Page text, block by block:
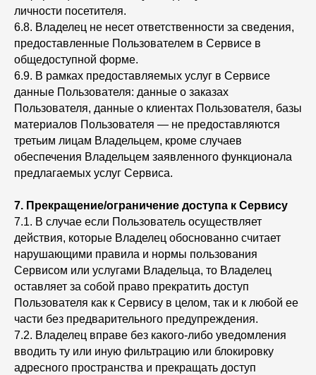
личности посетителя.
6.8. Владелец не несет ответственности за сведения,
предоставленные Пользователем в Сервисе в
общедоступной форме.
6.9. В рамках предоставляемых услуг в Сервисе
данные Пользователя: данные о заказах
Пользователя, данные о клиентах Пользователя, базы
материалов Пользователя — не предоставляются
третьим лицам Владельцем, кроме случаев
обеспечения Владельцем заявленного функционала
предлагаемых услуг Сервиса.
7. Прекращение/ограничение доступа к Сервису
7.1. В случае если Пользователь осуществляет
действия, которые Владелец обоснованно считает
нарушающими правила и нормы пользования
Сервисом или услугами Владельца, то Владелец
оставляет за собой право прекратить доступ
Пользователя как к Сервису в целом, так и к любой ее
части без предварительного предупреждения.
7.2. Владелец вправе без какого-либо уведомления
вводить ту или иную фильтрацию или блокировку
адресного пространства и прекращать доступ